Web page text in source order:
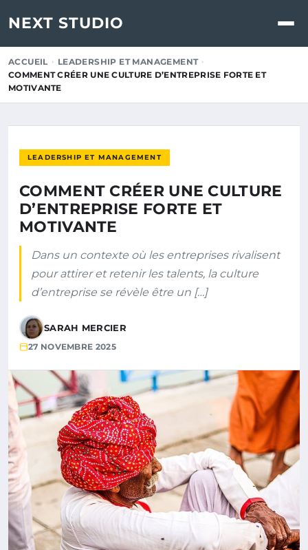
NEXT STUDIO
ACCUEIL
LEADERSHIP ET MANAGEMENT
COMMENT CRÉER UNE CULTURE D’ENTREPRISE FORTE ET
MOTIVANTE
LEADERSHIP ET MANAGEMENT
COMMENT CRÉER UNE CULTURE
D’ENTREPRISE FORTE ET
MOTIVANTE
Dans un contexte où les entreprises rivalisent
pour attirer et retenir les talents, la culture
d’entreprise se révèle être un […]
SARAH MERCIER
27 NOVEMBRE 2025